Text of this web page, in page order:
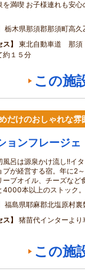
を満喫 お子様連れも安
栃木県那須郡那須町高
ス
東北自動車道 那須
約１５分
この施
だけのおしゃれな雰
ョンフレージェ
風呂は源泉かけ流し!!イ
プが経営する宿。年に2
ーブオイル、チーズなど
4000本以上のストック。
福島県耶麻郡北塩原村
ス
猪苗代インターより
この施